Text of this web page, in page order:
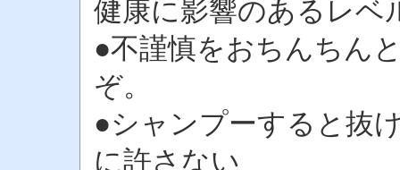
健康に影響のあるレベ
●不謹慎をおちんちん
ぞ。
●シャンプーすると抜
に許さない